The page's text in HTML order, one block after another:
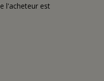
l'acheteur est